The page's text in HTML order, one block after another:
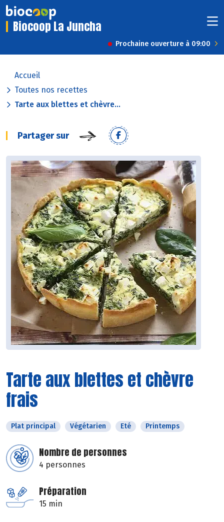
Biocoop La Juncha
Prochaine ouverture à 09:00
Accueil
Toutes nos recettes
Tarte aux blettes et chèvre...
Partager sur
Tarte aux blettes et chèvre
frais
Plat principal Végétarien Eté Printemps
Nombre de personnes
4 personnes
Préparation
15 min